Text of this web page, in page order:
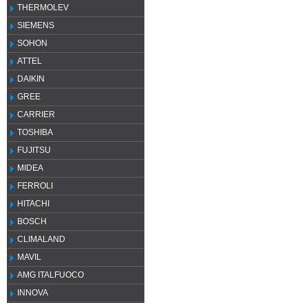
THERMOLEV
SIEMENS
SOHON
ATTEL
DAIKIN
GREE
CARRIER
TOSHIBA
FUJITSU
MIDEA
FERROLI
HITACHI
BOSCH
CLIMALAND
MAVIL
AMG ITALFUOCO
INNOVA